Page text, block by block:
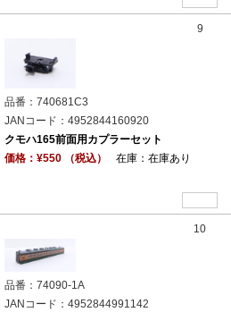
9
品番：740681C3
JANコード：4952844160920
クモハ165前面用カプラーセット
価格：¥550 （税込）
在庫：在庫あり
10
品番：74090-1A
JANコード：4952844991142